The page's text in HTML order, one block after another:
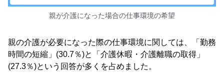
親が介護になった場合の仕事環境の希望
親の介護が必要になった際の仕事環境に関しては、「勤務
時間の短縮」(30.7％)と「介護休暇・介護離職の取得」
(27.3％)という回答が多くを占めました。